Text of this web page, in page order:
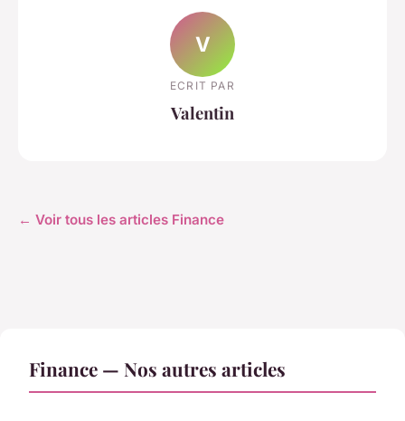
V
ECRIT PAR
Valentin
← Voir tous les articles Finance
Finance — Nos autres articles